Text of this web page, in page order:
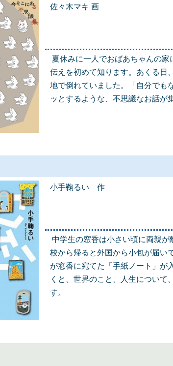
佐々木マキ 画
夏休みに一人でおばあちゃんの家
伝えを初めて知ります。あくる日
地で倒れていました。「自分でも
ッとするような、不思議なお話が
小手鞠るい 作
中学生の窓香は小さい頃に両親
校から帰ると外国から小包が届い
が窓香に宛てた「手紙ノート」が
くと、世界のこと、人生について
す。